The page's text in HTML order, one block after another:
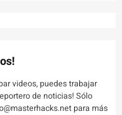
videos, puedes trabajar
de noticias! Sólo
para más